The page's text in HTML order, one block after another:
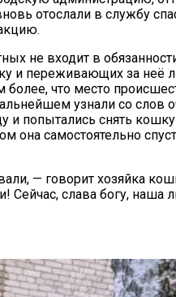
отослали в службу
не входит в
и переживающих за неё
более, что место
узнали со слов
и попытались снять
она самостоятельно
— говорит хозяйка
Сейчас, слава богу, наша